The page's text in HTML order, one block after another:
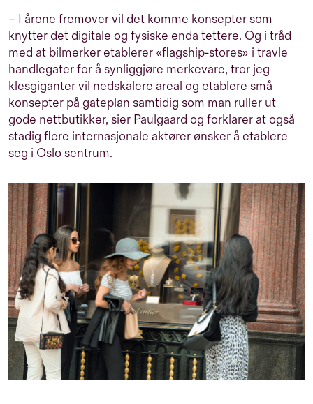
– I årene fremover vil det komme konsepter som
knytter det digitale og fysiske enda tettere. Og i tråd
med at bilmerker etablerer «flagship-stores» i travle
handlegater for å synliggjøre merkevare, tror jeg
klesgiganter vil nedskalere areal og etablere små
konsepter på gateplan samtidig som man ruller ut
gode nettbutikker, sier Paulgaard og forklarer at også
stadig flere internasjonale aktører ønsker å etablere
seg i Oslo sentrum.